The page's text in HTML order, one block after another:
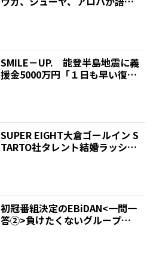
SMILE－UP. 能登半島地震に義
援金5000万円「１日も早い復
SUPER EIGHT大倉ゴールイン S
TARTO社タレント結婚ラッシュ
初冠番組決定のEBiDAN<一問一
答②>負けたくないグループは?